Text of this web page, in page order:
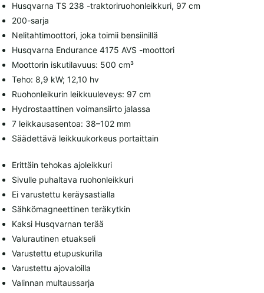
Husqvarna TS 238 -traktoriruohonleikkuri, 97 cm
200-sarja
Nelitahtimoottori, joka toimii bensiinillä
Husqvarna Endurance 4175 AVS -moottori
Moottorin iskutilavuus: 500 cm³
Teho: 8,9 kW; 12,10 hv
Ruohonleikurin leikkuuleveys: 97 cm
Hydrostaattinen voimansiirto jalassa
7 leikkausasentoa: 38–102 mm
Säädettävä leikkuukorkeus portaittain
Erittäin tehokas ajoleikkuri
Sivulle puhaltava ruohonleikkuri
Ei varustettu keräysastialla
Sähkömagneettinen teräkytkin
Kaksi Husqvarnan terää
Valurautinen etuakseli
Varustettu etupuskurilla
Varustettu ajovaloilla
Valinnan multaussarja